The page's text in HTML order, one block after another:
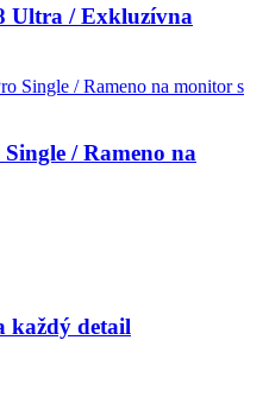
Ultra / Exkluzívna
/ Rameno na
každý detail